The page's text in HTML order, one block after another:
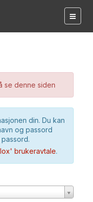
se denne siden
din. Du kan
og passord
brukeravtale.